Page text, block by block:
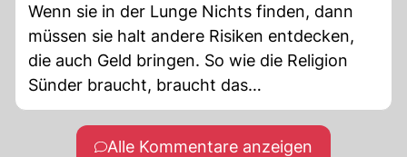
Wenn sie in der Lunge Nichts finden, dann
müssen sie halt andere Risiken entdecken,
die auch Geld bringen. So wie die Religion
Sünder braucht, braucht das
Gesundheitswesen Kranke, denn an
Gesunden verdienen sie Nichts.
Alle Kommentare anzeigen